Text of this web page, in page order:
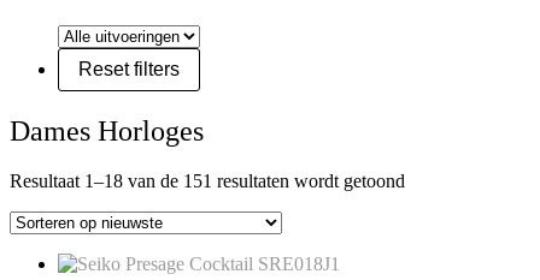
Dames Horloges
Resultaat 1–18 van de 151 resultaten wordt getoond